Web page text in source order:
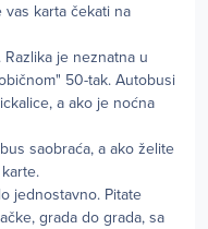
vas karta čekati na
je neznatna u
50-tak. Autobusi
a ako je noćna
saobraća, a ako želite
jednostavno. Pitate
grada do grada, sa